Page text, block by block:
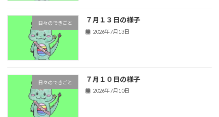
日々のできごと ７月１３日の様子
2026年7月13日
日々のできごと ７月１０日の様子
2026年7月10日